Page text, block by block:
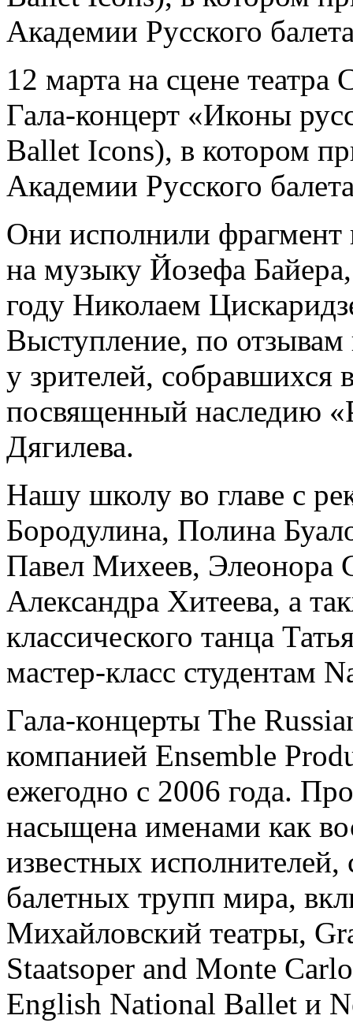
Академии Русского
12 марта на сцене
Гала-концерт «Иконы
Ballet Icons), в котором
Академии Русского
Они исполнили фрагмент
на музыку Йозефа
году Николаем
Выступление, по отзывам
у зрителей, собравшихся
посвященный наследию
Дягилева.
Нашу школу во главе с
Бородулина, Полина
Павел Михеев, Элеонора
Александра Хитеева, а
классического танца
мастер-класс студентам
Гала-концерты The
компанией Ensemble
ежегодно с 2006 года.
насыщена именами как
известных
балетных трупп мира,
Михайловский театры,
Staatsoper and Monte
English National Ballet и